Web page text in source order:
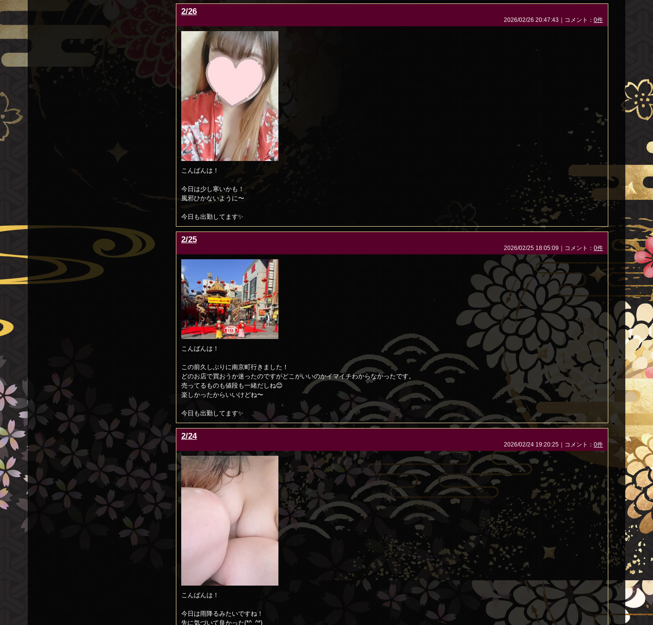
2/26
2026/02/26 20:47:43｜コメント： 0件
こんばんは！
今日は少し寒いかも！
風邪ひかないように〜
今日も出勤してます✨
2/25
2026/02/25 18:05:09｜コメント： 0件
こんばんは！
この前久しぶりに南京町行きました！
どのお店で買おうか迷ったのですがどこがいいのかイマイチわからなかったです。
売ってるものも値段も一緒だしね😊
楽しかったからいいけどね〜
今日も出勤してます✨
2/24
2026/02/24 19:20:25｜コメント： 0件
こんばんは！
今日は雨降るみたいですね！
先に気づいて良かった(*^_^*)